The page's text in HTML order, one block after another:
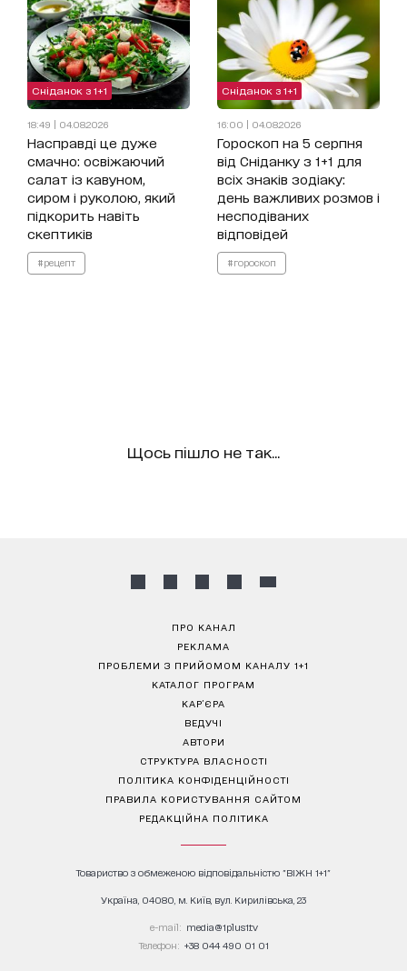
Сніданок з 1+1
18:49 | 04.08.2026
Насправді це дуже
смачно: освіжаючий
салат із кавуном,
сиром і руколою, який
підкорить навіть
скептиків
#рецепт
Сніданок з 1+1
16:00 | 04.08.2026
Гороскоп на 5 серпня
від Сніданку з 1+1 для
всіх знаків зодіаку:
день важливих розмов і
несподіваних
відповідей
#гороскоп
Щось пішло не так...
ПРО КАНАЛ
РЕКЛАМА
ПРОБЛЕМИ З ПРИЙОМОМ КАНАЛУ 1+1
КАТАЛОГ ПРОГРАМ
КАР’ЄРА
ВЕДУЧІ
АВТОРИ
СТРУКТУРА ВЛАСНОСТІ
ПОЛІТИКА КОНФІДЕНЦІЙНОСТІ
ПРАВИЛА КОРИСТУВАННЯ САЙТОМ
РЕДАКЦІЙНА ПОЛІТИКА
Товариство з обмеженою відповідальністю "ВІЖН 1+1"
Україна, 04080, м. Київ, вул. Кирилівська, 23
е-mail: media@1plus1.tv
Телефон: +38 044 490 01 01